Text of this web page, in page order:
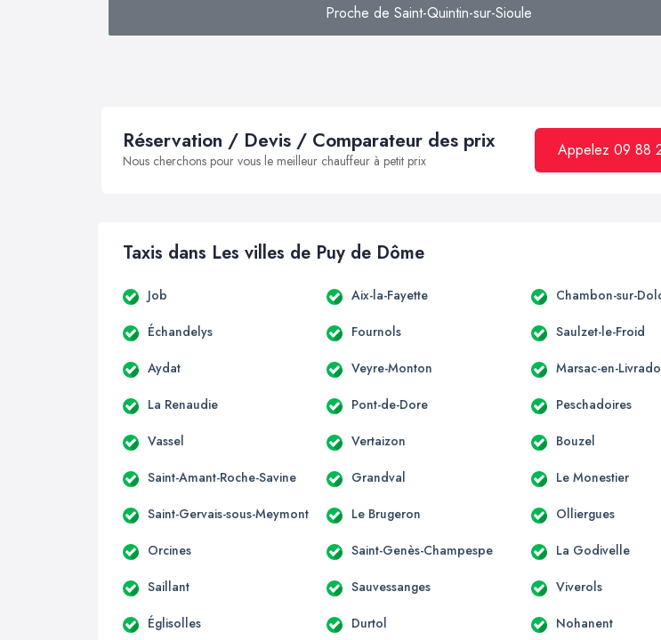
Proche de Saint-Quintin-sur-Sioule
Réservation / Devis / Comparateur des prix
Nous cherchons pour vous le meilleur chauffeur à petit prix
Appelez 09 88
Taxis dans Les villes de Puy de Dôme
Job Aix-la-Fayette Chambon-sur-
Échandelys Fournols Saulzet-le-Froid
Aydat Veyre-Monton Marsac-en-
La Renaudie Pont-de-Dore Peschadoires
Vassel Vertaizon Bouzel
Saint-Amant-Roche-Savine Grandval Le Monestier
Saint-Gervais-sous-Meymont Le Brugeron Olliergues
Orcines Saint-Genès-Champespe La Godivelle
Saillant Sauvessanges Viverols
Églisolles Durtol Nohanent